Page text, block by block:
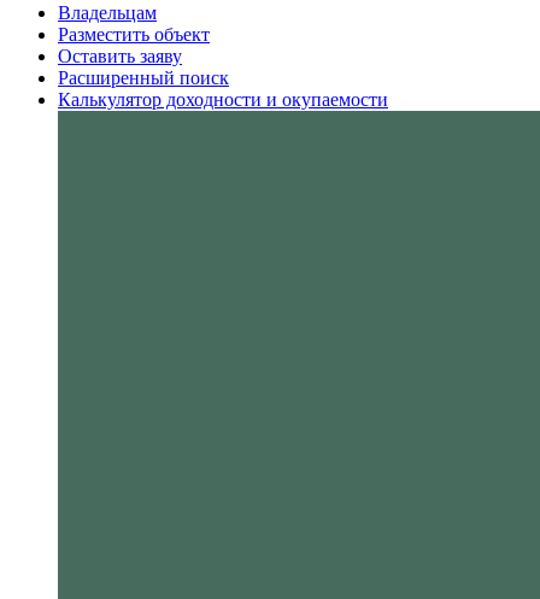
Владельцам
Разместить объект
Оставить заяву
Расширенный поиск
Калькулятор доходности и окупаемости